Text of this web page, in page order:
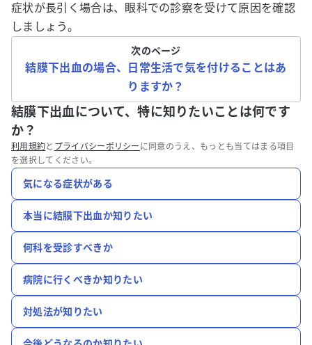
症状が長引く場合は、眼科での診察を受けて原因を確認
しましょう。
次のページ
結膜下出血の場合、日常生活で気を付けることはあ
りますか？
結膜下出血について、特に知りたいことは何です
か？
利用規約と プライバシーポリシー に同意のうえ、もっとも当てはまる項目
を選択してください。
気になる症状がある
本当に結膜下出血か知りたい
何科を受診すべきか
病院に行くべきか知りたい
対処法が知りたい